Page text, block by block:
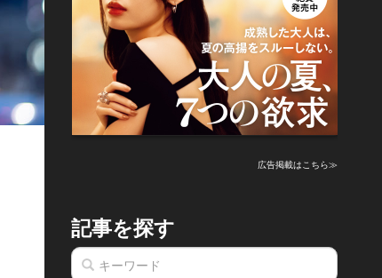
広告掲載はこちら≫
記事を探す